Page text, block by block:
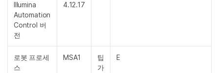
Illumina
Automation
Control 버
전
4.12.17
로봇 프로세
스
MSA1
팁
가
E